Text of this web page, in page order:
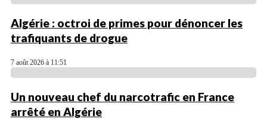
Algérie : octroi de primes pour dénoncer les
trafiquants de drogue
7 août 2026 à 11:51
Un nouveau chef du narcotrafic en France
arrêté en Algérie